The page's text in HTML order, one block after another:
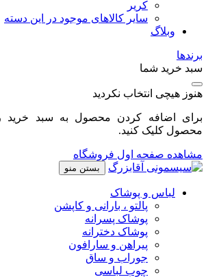
کریر
سایر کالاهای موجود در این دسته
وبلاگ
برندها
سبد خرید شما
هنوز هیچی انتخاب نکردید
برای اضافه کردن محصول به سبد خرید
محصول کلیک کنید.
مشاهده صفحه اول فروشگاه
بستن منو
لباس و پوشاک
پالتو ، بارانی و کاپشن
پوشاک پسرانه
پوشاک دخترانه
پیراهن و سارافون
جوراب و ساق
چوب لباسی